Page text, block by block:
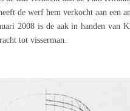
de werf hem verkocht aan een
2008 is de aak in handen van
tot visserman.